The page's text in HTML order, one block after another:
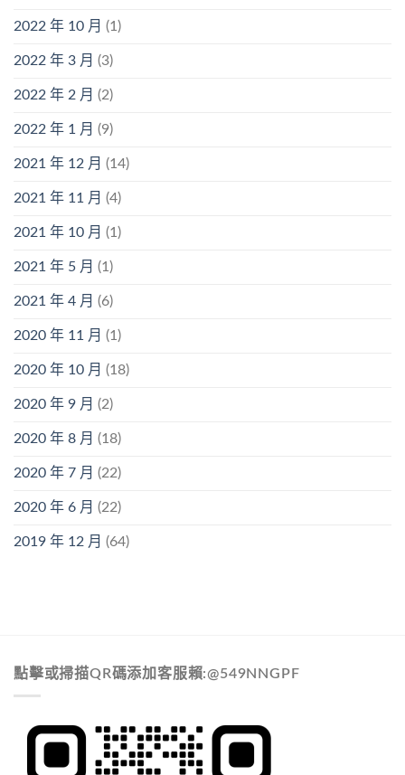
2022 年 10 月 (1)
2022 年 3 月 (3)
2022 年 2 月 (2)
2022 年 1 月 (9)
2021 年 12 月 (14)
2021 年 11 月 (4)
2021 年 10 月 (1)
2021 年 5 月 (1)
2021 年 4 月 (6)
2020 年 11 月 (1)
2020 年 10 月 (18)
2020 年 9 月 (2)
2020 年 8 月 (18)
2020 年 7 月 (22)
2020 年 6 月 (22)
2019 年 12 月 (64)
點擊或掃描QR碼添加客服賴:@549NNGPF